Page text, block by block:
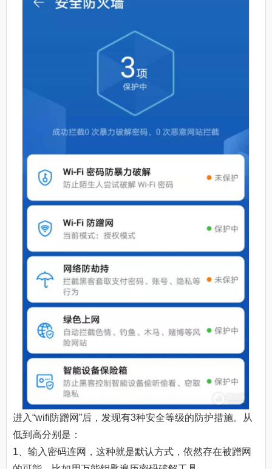
进入“wifi防蹭网”后，发现有3种安全等级的防护措施。从
低到高分别是：
1、输入密码连网，这种就是默认方式，依然存在被蹭网